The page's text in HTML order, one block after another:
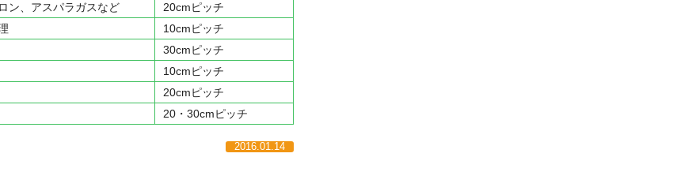
ン、アスパラガスなど
20cmピッチ
10cmピッチ
30cmピッチ
10cmピッチ
20cmピッチ
20・30cmピッチ
2016.01.14